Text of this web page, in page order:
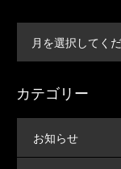
月を選択してく
カテゴリー
お知らせ